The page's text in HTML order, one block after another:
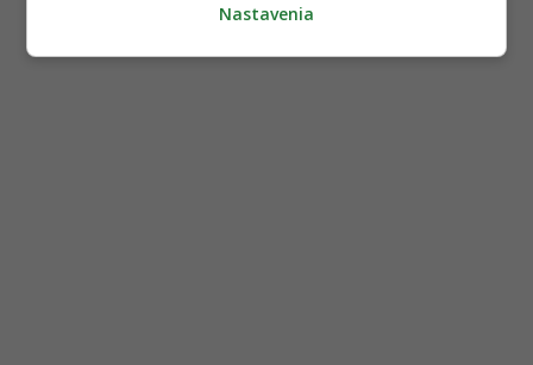
Nastavenia